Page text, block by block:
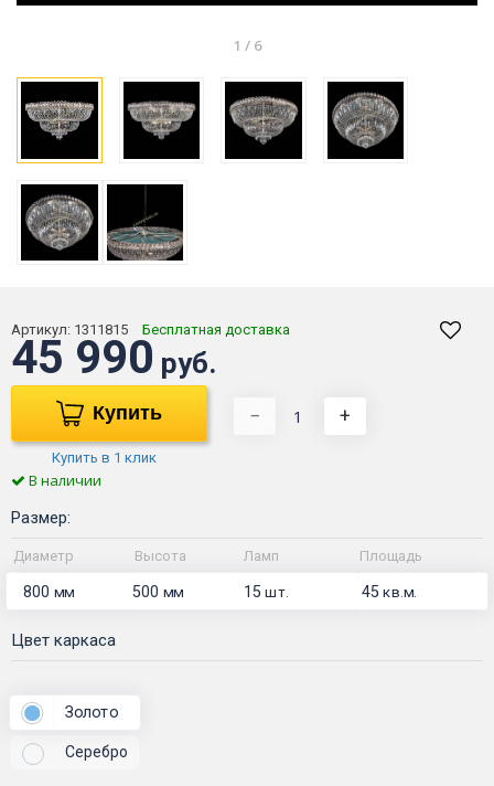
1 / 6
Артикул: 1311815 Бесплатная доставка
45 990 руб.
Купить
Купить в 1 клик
− +
В наличии
Размер:
Диаметр Высота Ламп Площадь
800 мм 500 мм 15шт. 45кв.м.
Цвет каркаса
Золото
Серебро